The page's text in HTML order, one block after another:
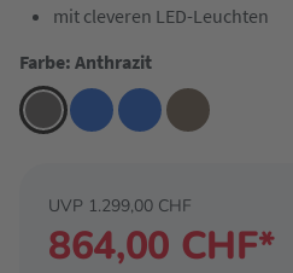
mit cleveren LED-Leuchten
Farbe: Anthrazit
864,00 CHF*
UVP 1.299,00 CHF